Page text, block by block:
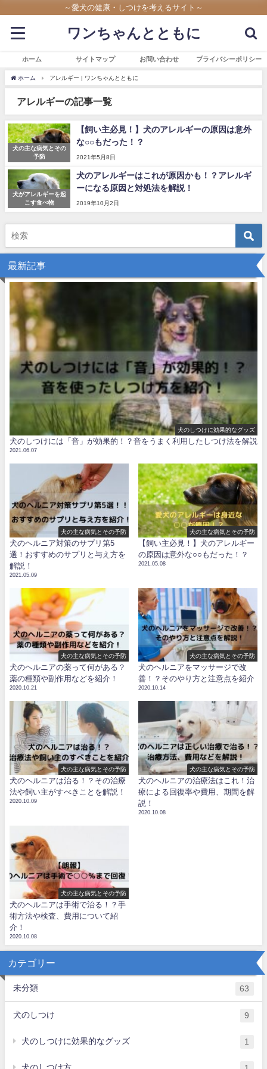
～愛犬の健康・しつけを考えるサイト～
ワンちゃんとともに
ホーム サイトマップ お問い合わせ プライバシーポリシー
ホーム アレルギー | ワンちゃんとともに
アレルギーの記事一覧
犬の主な病気とその
予防
【飼い主必見！】犬のアレルギーの原因は意外
な○○もだった！？
2021年5月8日
犬がアレルギーを起
こす食べ物
犬のアレルギーはこれが原因かも！？アレルギ
ーになる原因と対処法を解説！
2019年10月2日
最新記事
犬のしつけに効果的なグッズ
犬のしつけには「音」が効果的！？音をうまく利用したしつけ法を解説
2021.06.07
犬の主な病気とその予防
犬のヘルニア対策のサプリ第5
選！おすすめのサプリと与え方を
解説！
2021.05.09
犬の主な病気とその予防
【飼い主必見！】犬のアレルギー
の原因は意外な○○もだった！？
2021.05.08
犬の主な病気とその予防
犬のヘルニアの薬って何がある？
薬の種類や副作用などを紹介！
2020.10.21
犬の主な病気とその予防
犬のヘルニアをマッサージで改
善！？そのやり方と注意点を紹介
2020.10.14
犬の主な病気とその予防
犬のヘルニアは治る！？その治療
法や飼い主がすべきことを解説！
2020.10.09
犬の主な病気とその予防
犬のヘルニアの治療法はこれ！治
療による回復率や費用、期間を解
説！
2020.10.08
犬の主な病気とその予防
犬のヘルニアは手術で治る！？手
術方法や検査、費用について紹
介！
2020.10.08
カテゴリー
未分類 63
犬のしつけ 9
犬のしつけに効果的なグッズ 1
犬のしつけ方